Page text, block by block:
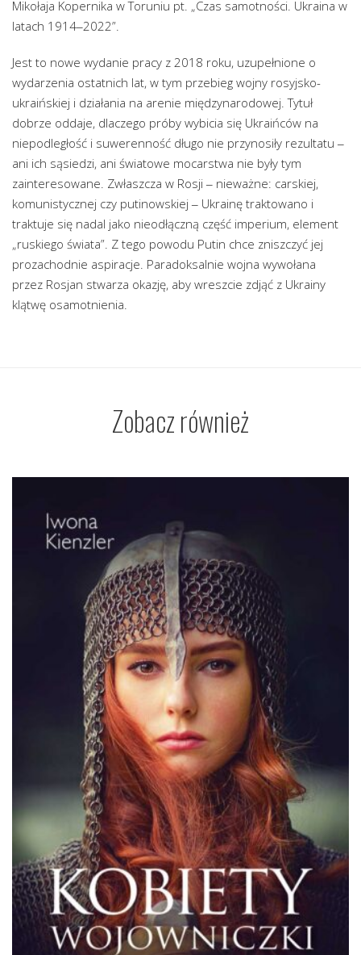
Mikołaja Kopernika w Toruniu pt. „Czas samotności. Ukraina w
latach 1914‒2022”.
Jest to nowe wydanie pracy z 2018 roku, uzupełnione o
wydarzenia ostatnich lat, w tym przebieg wojny rosyjsko-
ukraińskiej i działania na arenie międzynarodowej. Tytuł
dobrze oddaje, dlaczego próby wybicia się Ukraińców na
niepodległość i suwerenność długo nie przynosiły rezultatu ‒
ani ich sąsiedzi, ani światowe mocarstwa nie były tym
zainteresowane. Zwłaszcza w Rosji ‒ nieważne: carskiej,
komunistycznej czy putinowskiej ‒ Ukrainę traktowano i
traktuje się nadal jako nieodłączną część imperium, element
„ruskiego świata”. Z tego powodu Putin chce zniszczyć jej
prozachodnie aspiracje. Paradoksalnie wojna wywołana
przez Rosjan stwarza okazję, aby wreszcie zdjąć z Ukrainy
klątwę osamotnienia.
Zobacz również